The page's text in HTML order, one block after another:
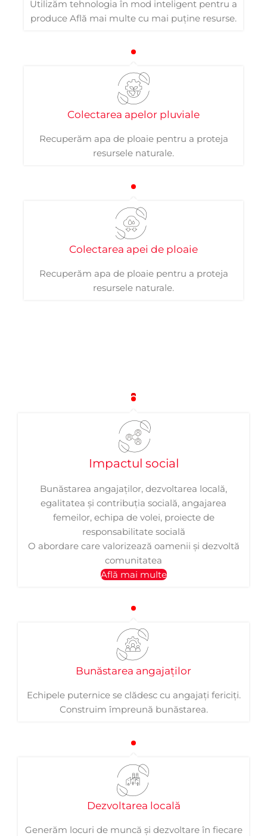
Utilizăm tehnologia în mod inteligent pentru a
produce Află mai multe cu mai puține resurse.
Colectarea apelor pluviale
Recuperăm apa de ploaie pentru a proteja
resursele naturale.
Colectarea apei de ploaie
Recuperăm apa de ploaie pentru a proteja
resursele naturale.
Impactul social
Bunăstarea angajaților, dezvoltarea locală,
egalitatea și contribuția socială, angajarea
femeilor, echipa de volei, proiecte de
responsabilitate socială
O abordare care valorizează oamenii și dezvoltă
comunitatea
Află mai multe
Bunăstarea angajaților
Echipele puternice se clădesc cu angajați fericiți.
Construim împreună bunăstarea.
Dezvoltarea locală
Generăm locuri de muncă și dezvoltare în fiecare